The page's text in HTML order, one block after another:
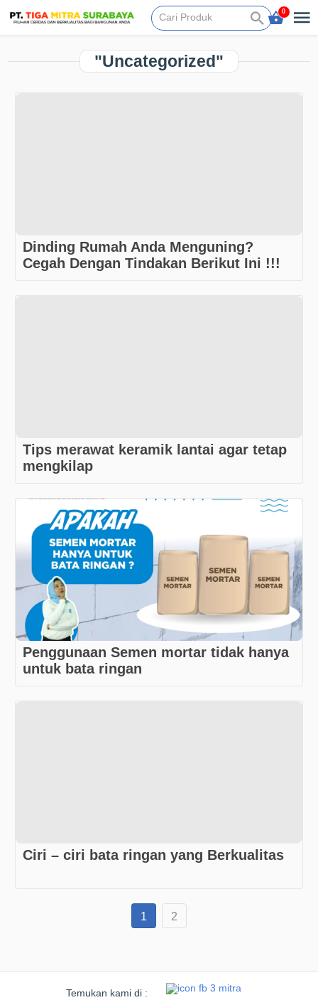
0
"Uncategorized"
Dinding Rumah Anda Menguning?
Cegah Dengan Tindakan Berikut Ini !!!
Tips merawat keramik lantai agar tetap
mengkilap
Penggunaan Semen mortar tidak hanya
untuk bata ringan
Ciri – ciri bata ringan yang Berkualitas
1 2
Temukan kami di :